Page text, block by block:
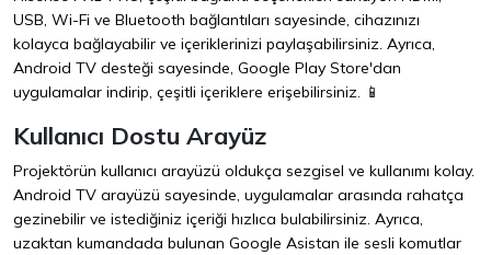
USB, Wi-Fi ve Bluetooth bağlantıları sayesinde, cihazınızı
kolayca bağlayabilir ve içeriklerinizi paylaşabilirsiniz. Ayrıca,
Android TV desteği sayesinde, Google Play Store'dan
uygulamalar indirip, çeşitli içeriklere erişebilirsiniz. 📱
Kullanıcı Dostu Arayüz
Projektörün kullanıcı arayüzü oldukça sezgisel ve kullanımı kolay.
Android TV arayüzü sayesinde, uygulamalar arasında rahatça
gezinebilir ve istediğiniz içeriği hızlıca bulabilirsiniz. Ayrıca,
uzaktan kumandada bulunan Google Asistan ile sesli komutlar